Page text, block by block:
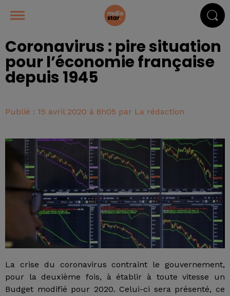
Coronavirus : pire situation
pour l’économie française
depuis 1945
Publié : 15 avril 2020 à 8h05 par La rédaction
La crise du coronavirus contraint le gouvernement,
pour la deuxième fois, à établir à toute vitesse un
Budget modifié pour 2020. Celui-ci sera présenté, ce